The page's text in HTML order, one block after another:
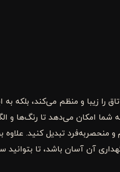
را زیبا و منظم می‌کند، بلکه
شما امکان می‌دهد تا رنگ‌ها و
منحصربه‌فرد تبدیل کنید. علاوه
آن آسان باشد، تا